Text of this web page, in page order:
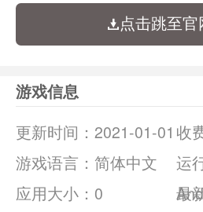
点击跳至
游戏信息
更新时间： 2021-01-01 收
游戏语言： 简体中文
运
应用大小： 0
最